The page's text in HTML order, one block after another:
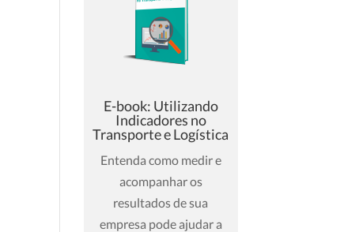
E-book: Utilizando
Indicadores no
Transporte e Logística
Entenda como medir e
acompanhar os
resultados de sua
empresa pode ajudar a